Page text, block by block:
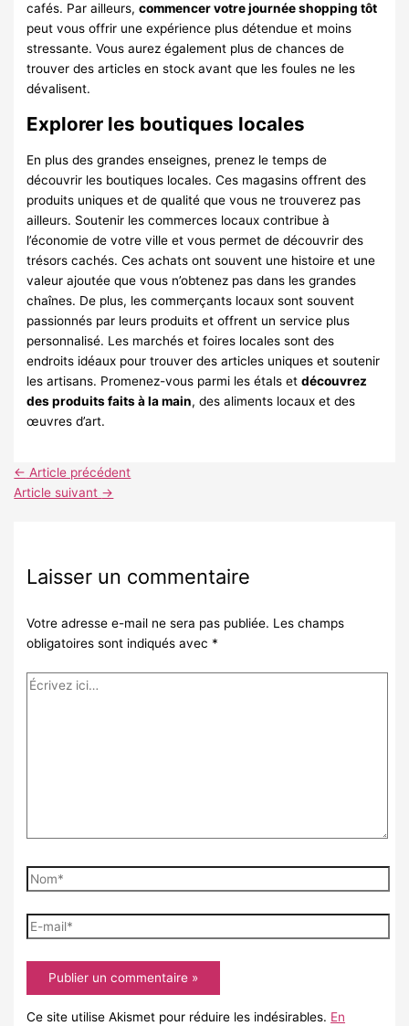
cafés. Par ailleurs,commencer votre journée shopping tôt
peut vous offrir une expérience plus détendue et moins
stressante. Vous aurez également plus de chances de
trouver des articles en stock avant que les foules ne les
dévalisent.
Explorer les boutiques locales
En plus des grandes enseignes, prenez le temps de
découvrir les boutiques locales. Ces magasins offrent des
produits uniques et de qualité que vous ne trouverez pas
ailleurs. Soutenir les commerces locaux contribue à
l’économie de votre ville et vous permet de découvrir des
trésors cachés. Ces achats ont souvent une histoire et une
valeur ajoutée que vous n’obtenez pas dans les grandes
chaînes. De plus, les commerçants locaux sont souvent
passionnés par leurs produits et offrent un service plus
personnalisé. Les marchés et foires locales sont des
endroits idéaux pour trouver des articles uniques et soutenir
les artisans. Promenez-vous parmi les étals etdécouvrez
des produits faits à la main, des aliments locaux et des
œuvres d’art.
← Article précédent
Article suivant →
Laisser un commentaire
Votre adresse e-mail ne sera pas publiée. Les champs
obligatoires sont indiqués avec *
Écrivez
Nom*
E-
mail*
Ce site utilise Akismet pour réduire les indésirables. En